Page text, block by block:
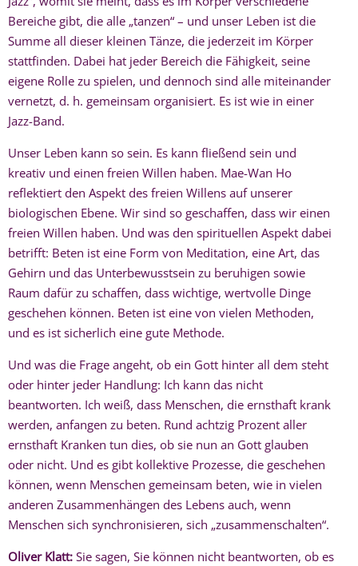
Bereiche gibt, die alle „tanzen“ – und unser Leben ist die
Summe all dieser kleinen Tänze, die jederzeit im Körper
stattfinden. Dabei hat jeder Bereich die Fähigkeit, seine
eigene Rolle zu spielen, und dennoch sind alle miteinander
vernetzt, d. h. gemeinsam organisiert. Es ist wie in einer
Jazz-Band.
Unser Leben kann so sein. Es kann fließend sein und
kreativ und einen freien Willen haben. Mae-Wan Ho
reflektiert den Aspekt des freien Willens auf unserer
biologischen Ebene. Wir sind so geschaffen, dass wir einen
freien Willen haben. Und was den spirituellen Aspekt dabei
betrifft: Beten ist eine Form von Meditation, eine Art, das
Gehirn und das Unterbewusstsein zu beruhigen sowie
Raum dafür zu schaffen, dass wichtige, wertvolle Dinge
geschehen können. Beten ist eine von vielen Methoden,
und es ist sicherlich eine gute Methode.
Und was die Frage angeht, ob ein Gott hinter all dem steht
oder hinter jeder Handlung: Ich kann das nicht
beantworten. Ich weiß, dass Menschen, die ernsthaft krank
werden, anfangen zu beten. Rund achtzig Prozent aller
ernsthaft Kranken tun dies, ob sie nun an Gott glauben
oder nicht. Und es gibt kollektive Prozesse, die geschehen
können, wenn Menschen gemeinsam beten, wie in vielen
anderen Zusammenhängen des Lebens auch, wenn
Menschen sich synchronisieren, sich „zusammenschalten“.
Oliver Klatt: Sie sagen, Sie können nicht beantworten, ob es